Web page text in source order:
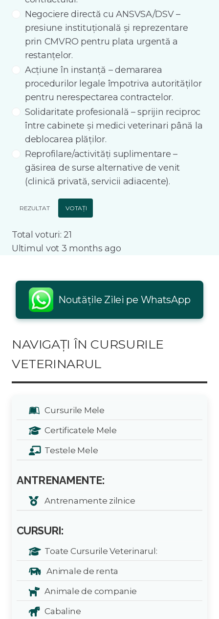
Negociere directă cu ANSVSA/DSV –
presiune instituțională și reprezentare
prin CMVRO pentru plata urgentă a
restanțelor.
Acțiune în instanță – demararea
procedurilor legale împotriva autorităților
pentru nerespectarea contractelor.
Solidaritate profesională – sprijin reciproc
între cabinete și medici veterinari până la
deblocarea plăților.
Reprofilare/activități suplimentare –
găsirea de surse alternative de venit
(clinică privată, servicii adiacente).
REZULTAT VOTAȚI
Total voturi: 21
Ultimul vot 3 months ago
Noutățile Zilei pe WhatsApp
NAVIGAȚI ÎN CURSURILE
VETERINARUL
Cursurile Mele
Certificatele Mele
Testele Mele
ANTRENAMENTE:
Antrenamente zilnice
CURSURI:
Toate Cursurile Veterinarul:
Animale de renta
Animale de companie
Cabaline